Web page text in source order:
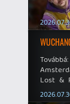
Lost &
Never